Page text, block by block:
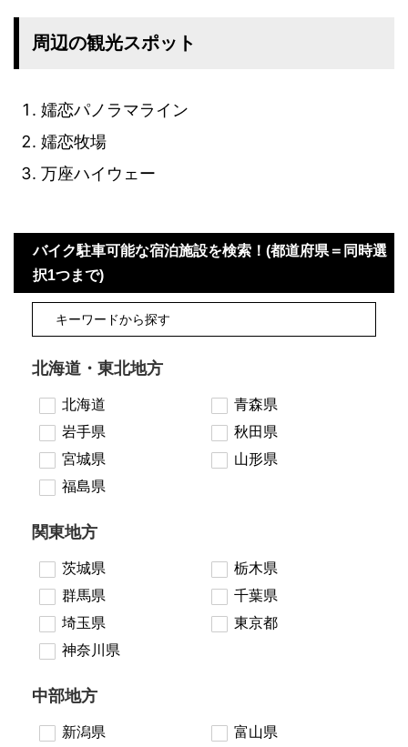
周辺の観光スポット
嬬恋パノラマライン
嬬恋牧場
万座ハイウェー
バイク駐車可能な宿泊施設を検索！(都道府県＝同時選
択1つまで)
北海道・東北地方
北海道
青森県
岩手県
秋田県
宮城県
山形県
福島県
関東地方
茨城県
栃木県
群馬県
千葉県
埼玉県
東京都
神奈川県
中部地方
新潟県
富山県